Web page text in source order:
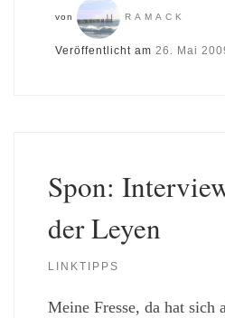
von RAMACK
Veröffentlicht am 26. Mai
Spon:
der Leyen
LINKTIPPS
Meine Fresse, da hat sich